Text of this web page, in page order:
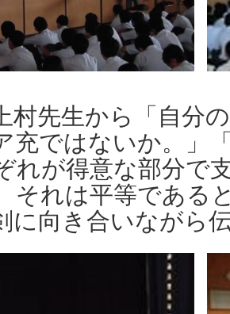
村先生から「自分
充ではないか。」
れが得意な部分で
それは平等である
に向き合いながら